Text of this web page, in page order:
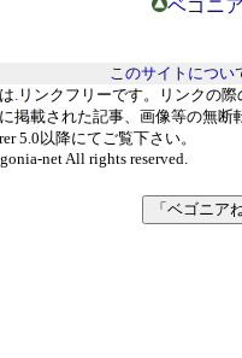
ベゴニ
このサイトについ
. リンクフリーです。リンクの
掲載された記事、画像等の無断
5.0以降にてご覧下さい。
net All rights reserved.